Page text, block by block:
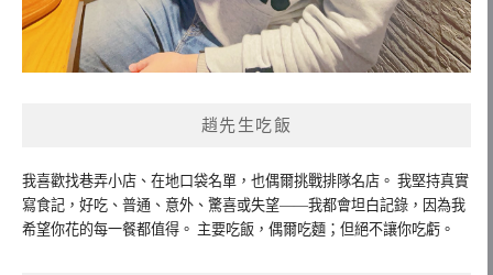
趙先生吃飯
我喜歡找巷弄小店、在地口袋名單，也偶爾挑戰排隊名店。 我堅持真實
寫食記，好吃、普通、意外、驚喜或失望——我都會坦白記錄，因為我
希望你花的每一餐都值得。 主要吃飯，偶爾吃麵；但絕不讓你吃虧。